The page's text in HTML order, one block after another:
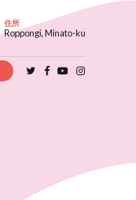
住所
Roppongi, Minato-ku